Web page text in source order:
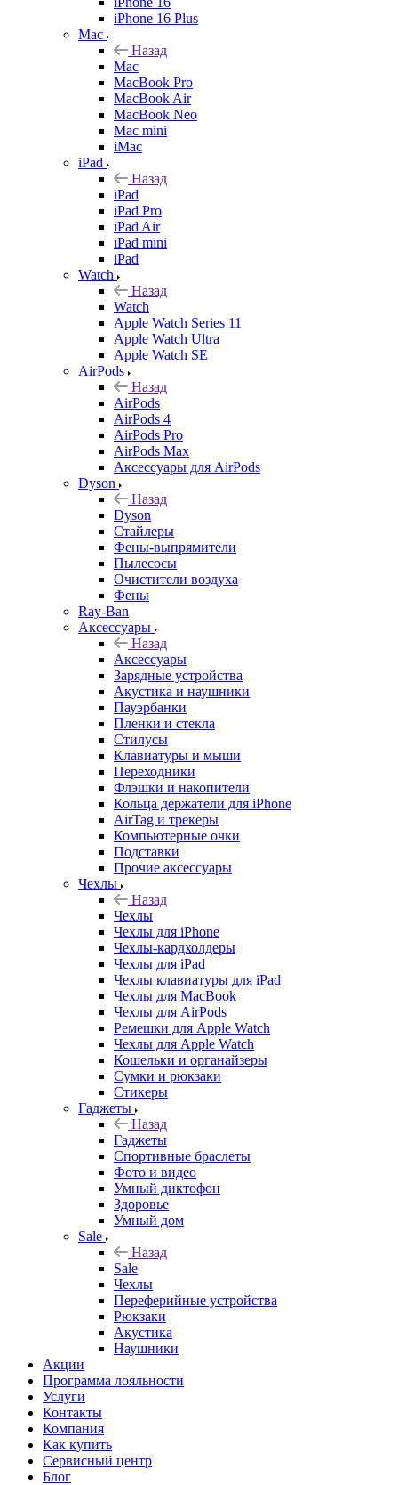
iPhone 16 Plus
Mac
Назад
Mac
MacBook Pro
MacBook Air
MacBook Neo
Mac mini
iMac
iPad
Назад
iPad
iPad Pro
iPad Air
iPad mini
iPad
Watch
Назад
Watch
Apple Watch Series 11
Apple Watch Ultra
Apple Watch SE
AirPods
Назад
AirPods
AirPods 4
AirPods Pro
AirPods Max
Аксессуары для AirPods
Dyson
Назад
Dyson
Стайлеры
Фены-выпрямители
Пылесосы
Очистители воздуха
Фены
Ray-Ban
Аксессуары
Назад
Аксессуары
Зарядные устройства
Акустика и наушники
Пауэрбанки
Пленки и стекла
Стилусы
Клавиатуры и мыши
Переходники
Флэшки и накопители
Кольца держатели для iPhone
AirTag и трекеры
Компьютерные очки
Подставки
Прочие аксессуары
Чехлы
Назад
Чехлы
Чехлы для iPhone
Чехлы-кардхолдеры
Чехлы для iPad
Чехлы клавиатуры для iPad
Чехлы для MacBook
Чехлы для AirPods
Ремешки для Apple Watch
Чехлы для Apple Watch
Кошельки и органайзеры
Сумки и рюкзаки
Стикеры
Гаджеты
Назад
Гаджеты
Спортивные браслеты
Фото и видео
Умный диктофон
Здоровье
Умный дом
Sale
Назад
Sale
Чехлы
Переферийные устройства
Рюкзаки
Акустика
Наушники
Акции
Программа лояльности
Услуги
Контакты
Компания
Как купить
Сервисный центр
Блог